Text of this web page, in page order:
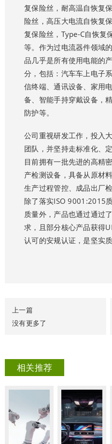
复保险丝，耐高温自恢复
险丝，高压大电流自恢复
复保险丝，Type-C自恢复
等。作为过电流器件领域
品几乎是所有使用电能的
分，包括：汽车车上电子
信终端、通讯设备、家用
备、智能手持穿戴设备，
防护等。
公司重视研发工作，投入
团队，并坚持走标准化、
目前拥有一批先进的高精
产检测设备，具备从原材
生产过程管控、成品出厂
除了落实ISO 9001:2015
质量外，产品也通过通过
求，且部分核心产品获得
认可的安规认证，是坚实
上一篇
没有更多了
相关推荐